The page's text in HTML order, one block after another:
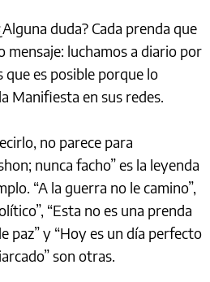
duda? Cada prenda que
mensaje: luchamos a diario por
que es posible porque lo
Manifiesta en sus redes.
no parece para
nunca facho” es la leyenda
“A la guerra no le camino”,
“Esta no es una prenda
paz” y “Hoy es un día perfecto
son otras.